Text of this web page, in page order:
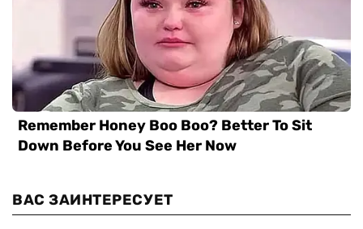
ВАС ЗАИНТЕРЕСУЕТ